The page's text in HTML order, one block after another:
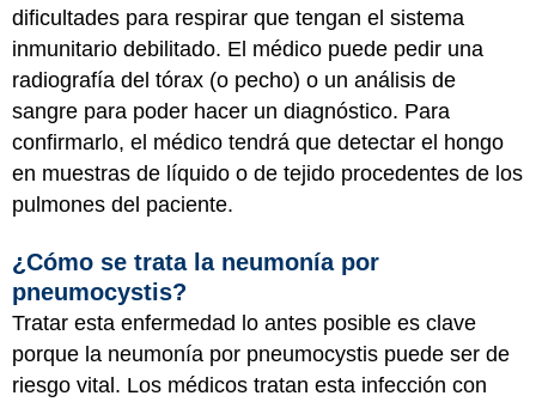
dificultades para respirar que tengan el sistema
inmunitario debilitado. El médico puede pedir una
radiografía del tórax (o pecho) o un análisis de
sangre para poder hacer un diagnóstico. Para
confirmarlo, el médico tendrá que detectar el hongo
en muestras de líquido o de tejido procedentes de los
pulmones del paciente.
¿Cómo se trata la neumonía por
pneumocystis?
Tratar esta enfermedad lo antes posible es clave
porque la neumonía por pneumocystis puede ser de
riesgo vital. Los médicos tratan esta infección con